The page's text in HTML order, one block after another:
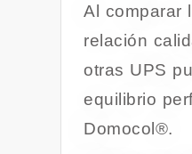
Al comparar
relación
otras UPS
equilibrio
Domocol®.